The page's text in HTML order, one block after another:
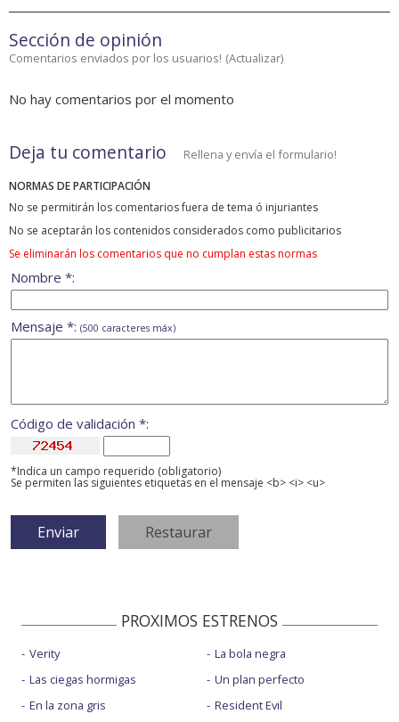
Sección de opinión
Comentarios enviados por los usuarios! (Actualizar)
No hay comentarios por el momento
Deja tu comentario Rellena y envía el formulario!
NORMAS DE PARTICIPACIÓN
No se permitirán los comentarios fuera de tema ó injuriantes
No se aceptarán los contenidos considerados como publicitarios
Se eliminarán los comentarios que no cumplan estas normas
Nombre *:
Mensaje *: (500 caracteres máx)
Código de validación *:
*Indica un campo requerido (obligatorio)
Se permiten las siguientes etiquetas en el mensaje <b> <i> <u>
PROXIMOS ESTRENOS
Verity
Las ciegas hormigas
En la zona gris
La bola negra
Un plan perfecto
Resident Evil